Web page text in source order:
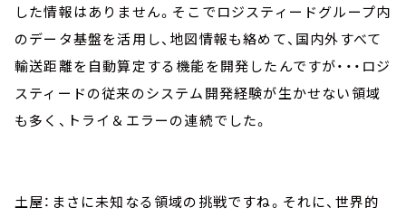
した情報はありません。そこでロジスティードグループ内
のデータ基盤を活用し、地図情報も絡めて、国内外すべて
輸送距離を自動算定する機能を開発したんですが・・・ロジ
スティードの従来のシステム開発経験が生かせない領域
も多く、トライ＆エラーの連続でした。
土屋：まさに未知なる領域の挑戦ですね。それに、世界的